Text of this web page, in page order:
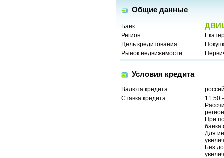
Общие данные
Банк:
Регион:
Цель кредитования:
Рынок недвижимости:
Условия кредита
Валюта кредита:
Ставка кредита:
11.50
При
банка
Для
Без